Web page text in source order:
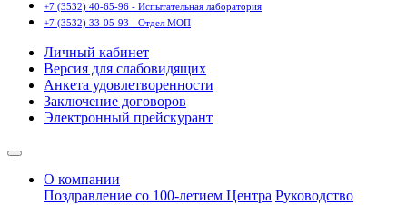
+7 (3532) 40-65-96 - Испытательная лаборатория
+7 (3532) 33-05-93 - Отдел МОП
Личный кабинет
Версия для слабовидящих
Анкета удовлетворенности
Заключение договоров
Электронный прейскурант
О компании
Поздравление со 100-летием Центра Руководство